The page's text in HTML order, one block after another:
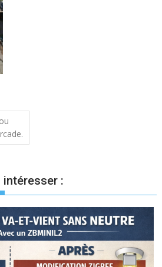
intéresser :